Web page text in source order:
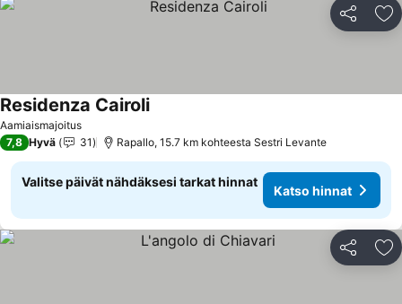
Jaa
Aamiaismajoitus
Residenza CairoliKatso hinnat
7,8 Hyvä 31 Rapallo, 15.7 km kohteesta Sestri Levante
Valitse päivät nähdäksesi tarkat hinnat
Katso hinnat
Jaa